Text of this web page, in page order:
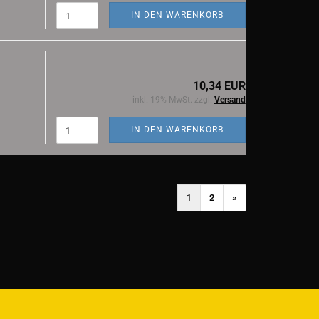
IN DEN WARENKORB
10,34 EUR
inkl. 19% MwSt. zzgl. Versand
IN DEN WARENKORB
1 2 »